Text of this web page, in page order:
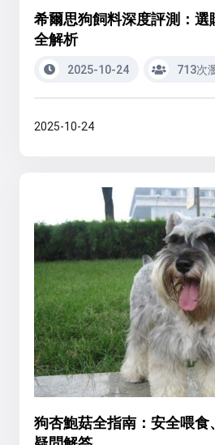
希爾思狗飼料深度評測：選
全解析
2025-10-24 713次
2025-10-24
狗杏鮑菇全指南：安全喂